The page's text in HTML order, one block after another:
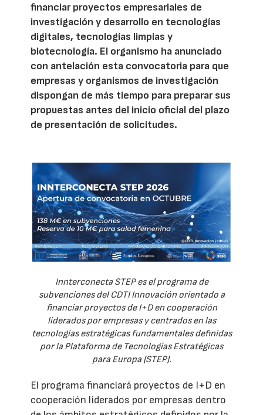
financiar proyectos empresariales de
investigación y desarrollo en tecnologías
digitales, tecnologías limpias y
biotecnología. El organismo ha anunciado
con antelación esta convocatoria para que
empresas y organismos de investigación
dispongan de más tiempo para preparar sus
propuestas antes del inicio oficial del plazo
de presentación de solicitudes.
Innterconecta STEP es el programa de
subvenciones del CDTI Innovación orientado a
financiar proyectos de I+D en cooperación
liderados por empresas y centrados en las
tecnologías estratégicas fundamentales definidas
por la Plataforma de Tecnologías Estratégicas
para Europa (STEP).
El programa financiará proyectos de I+D en
cooperación liderados por empresas dentro